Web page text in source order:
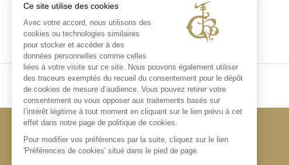
Ce site utilise des cookies
Avec votre accord, nous utilisons des
cookies ou technologies similaires
pour stocker et accéder à des
données personnelles comme celles
liées à votre visite sur ce site. Nous pouvons également utiliser
des traceurs exemptés du recueil du consentement pour le dépôt
de cookies de mesure d’audience. Vous pouvez retirer votre
consentement ou vous opposer aux traitements basés sur
l’intérêt légitime à tout moment en cliquant sur le lien prévu à cet
effet dans notre page de politique de cookies.
Pour modifier vos préférences par la suite, cliquez sur le lien
'Préférences de cookies' situé dans le pied de page.